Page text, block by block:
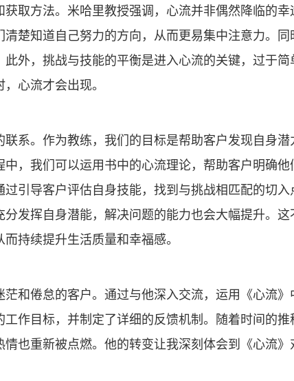
取方法。米哈里教授强调，心流并非偶然降临的
楚知道自己努力的方向，从而更易集中注意力。
外，挑战与技能的平衡是进入心流的关键，过于
心流才会出现。
系。作为教练，我们的目标是帮助客户发现自身
，我们可以运用书中的心流理论，帮助客户明确
引导客户评估自身技能，找到与挑战相匹配的切
发挥自身潜能，解决问题的能力也会大幅提升。
持续提升生活质量和幸福感。
和倦怠的客户。通过与他深入交流，运用《心流
作目标，并制定了详细的反馈机制。随着时间的
也重新被点燃。他的转变让我深刻体会到《心流》